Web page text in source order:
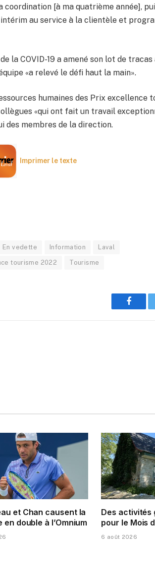
coordination [à ma quatrième année],
au service à la clientèle et
la COVID-19 a amené son lot de
«a relevé le défi haut la main».
humaines des Prix excellence
«qui ont fait un travail
des membres de la direction.
Imprimer le texte
En vedette Information Laval
tourisme 2022 Tourisme
et Chan causent la
en double à l’Omnium
Des activités
pour le Mois
6 août 2026